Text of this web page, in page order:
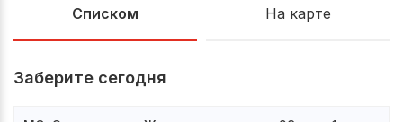
Списком На карте
Заберите сегодня